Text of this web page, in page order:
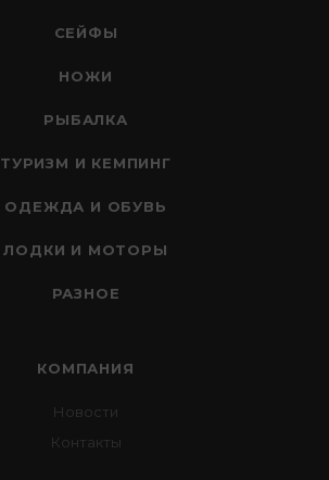
СЕЙФЫ
НОЖИ
РЫБАЛКА
ТУРИЗМ И КЕМПИНГ
ОДЕЖДА И ОБУВЬ
ЛОДКИ И МОТОРЫ
РАЗНОЕ
КОМПАНИЯ
Новости
Контакты